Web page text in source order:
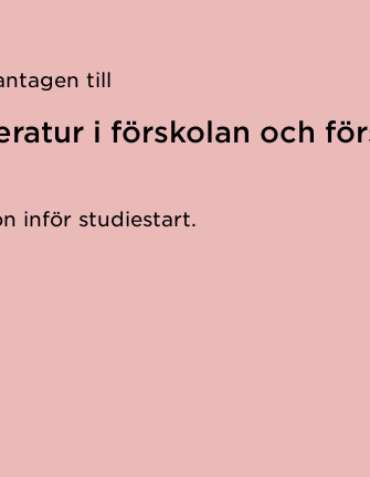
till
i förskolan och
inför studiestart.